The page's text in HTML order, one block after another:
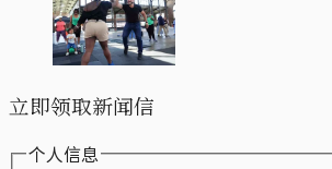
立即领取新闻信
个人信息